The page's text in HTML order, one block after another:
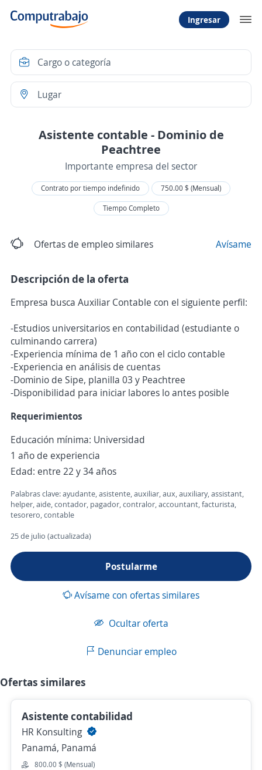
Ingresar
Asistente contable - Dominio de
Peachtree
Importante empresa del sector
Contrato por tiempo indefinido
750.00 $ (Mensual)
Tiempo Completo
Ofertas de empleo similares Avísame
Descripción de la oferta
Empresa busca Auxiliar Contable con el siguiente perfil:
-Estudios universitarios en contabilidad (estudiante o
culminando carrera)
-Experiencia mínima de 1 año con el ciclo contable
-Experiencia en análisis de cuentas
-Dominio de Sipe, planilla 03 y Peachtree
-Disponibilidad para iniciar labores lo antes posible
Requerimientos
Educación mínima: Universidad
1 año de experiencia
Edad: entre 22 y 34 años
Palabras clave: ayudante, asistente, auxiliar, aux, auxiliary, assistant,
helper, aide, contador, pagador, contralor, accountant, facturista,
tesorero, contable
25 de julio (actualizada)
Postularme
Avísame con ofertas similares
Ocultar oferta
Denunciar empleo
Ofertas similares
Asistente contabilidad
HR Konsulting
Panamá, Panamá
800.00 $ (Mensual)